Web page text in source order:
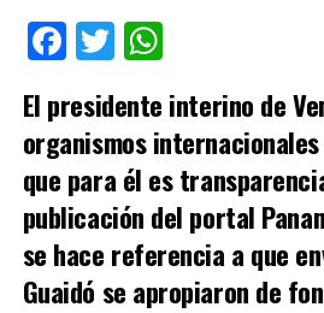
Facebook
TwitterWhatsApp
El presidente interino de
organismos
que para él es
publicación del portal
se hace referencia a que
Guaidó se apropiaron de